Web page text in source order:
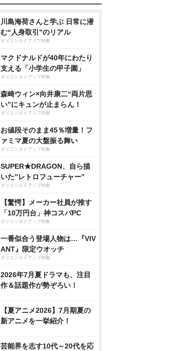
川島海荷さんと学ぶ 日常に潜
む“人身取引”のリアル
オリコンタイアップ特集
マクドナルドが40年にわたり
支える「小学生の甲子園」
オリコンタイアップ特集
森崎ウィン×向井康二“両片思
い”にキュンが止まらん！
オリコンタイアップ特集
お値段そのまま45％増量！フ
ァミマ夏の大盤振る舞い
オリコンタイアップ特集
SUPER★DRAGON、自ら描
いた”レトロフューチャー”
オリコンタイアップ特集
【驚愕】メーカー社員が推す
「10万円台」神コスパPC
オリコンタイアップ特集
一番似合う登場人物は…『VIV
ANT』限定ウオッチ
オリコンタイアップ特集
2026年7月夏ドラマも、注目
作＆話題作が勢ぞろい！
【夏アニメ2026】7月期夏の
新アニメを一挙紹介！
芸能界を志す10代～20代を応